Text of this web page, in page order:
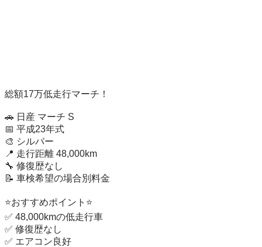
総額17万低走行マーチ！
🚗 日産 マーチ S
📅 平成23年式
🎨 シルバー
📍 走行距離 48,000km
🔧 修復歴なし
📝 車検希望の場合別料金
⭐おすすめポイント⭐
✅ 48,000kmの低走行車
✅ 修復歴なし
✅ エアコン良好